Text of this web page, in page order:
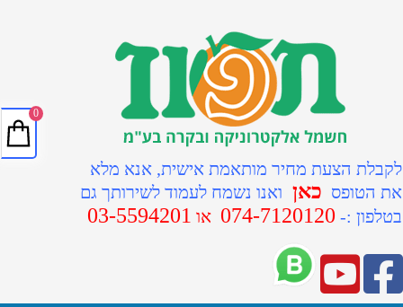
לקבלת הצעת מחיר מותאמת אישית, אנא מלא
את הטופס כאן ואנו נשמח לעמוד לשירותך גם
בטלפון :- 074-7120120 או 03-5594201
0